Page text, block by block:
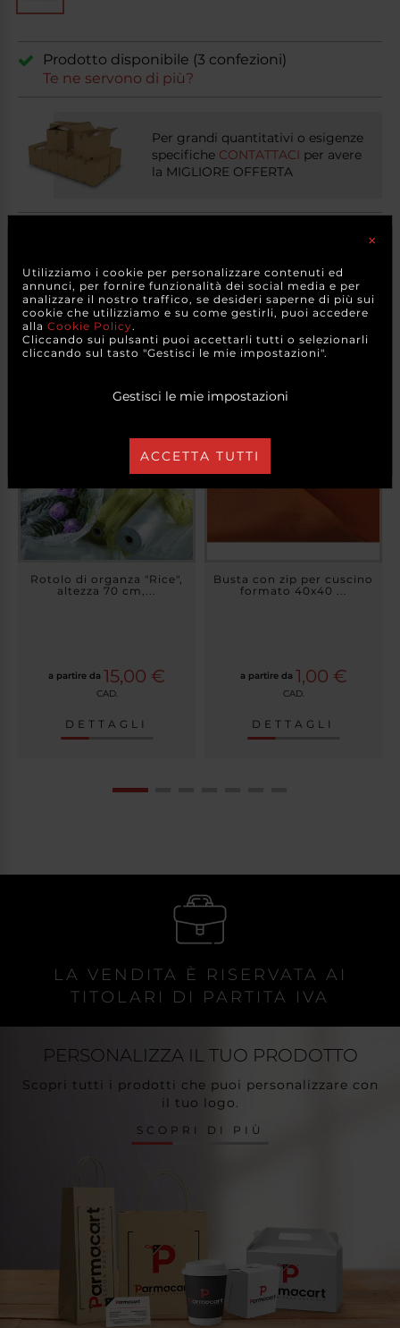
Prodotto disponibile (3 confezioni)
Te ne servono di più?
Per grandi quantitativi o esigenze
specifiche CONTATTACI per avere
la MIGLIORE OFFERTA
PRODOTTICORRELATI
Rotolo di organza "Rice",
altezza 70 cm,...
a partire da 15,00 €
CAD.
DETTAGLI
Busta con zip per cuscino
formato 40x40 ...
a partire da 1,00 €
CAD.
DETTAGLI
I colori degli articoli possono variare se provenienti da
diversi lotti di tintura. I colori possono anche apparire in
modo diverso a causa delle variazioni di colore di
monitor e dispositivi mobili.
A causa degli effetti della luce, della luminosità dello
schermo del computer e delle impostazioni di contrasto,
LA VENDITA È RISERVATA AI
TITOLARI DI PARTITA IVA
PERSONALIZZA IL TUO PRODOTTO
Scopri tutti i prodotti che puoi personalizzare con
il tuo logo.
SCOPRI DI PIÙ
×
Utilizziamo i cookie per personalizzare contenuti ed
annunci, per fornire funzionalità dei social media e per
analizzare il nostro traffico, se desideri saperne di più sui
cookie che utilizziamo e su come gestirli, puoi accedere
alla Cookie Policy.
Cliccando sui pulsanti puoi accettarli tutti o selezionarli
cliccando sul tasto "Gestisci le mie impostazioni".
Gestisci le mie impostazioni
ACCETTA TUTTI